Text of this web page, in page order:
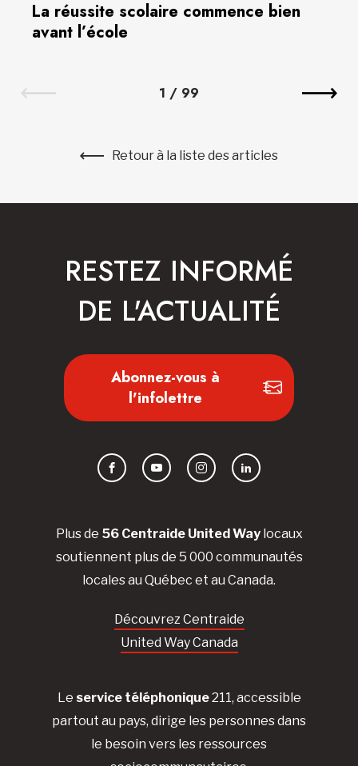
La réussite scolaire commence bien
avant l’école
1 / 99
Retour à la liste des articles
Plus de 56 Centraide United Waylocaux
soutiennent plus de 5 000 communautés
locales au Québec et au Canada.
Découvrez Centraide
United Way Canada
Le service téléphonique211, accessible
partout au pays, dirige les personnes dans
le besoin vers les ressources
RESTEZ INFORMÉ
DE L'ACTUALITÉ
Abonnez-vous à
l'infolettre
FacebookYouTubeInstagramLinkedIn